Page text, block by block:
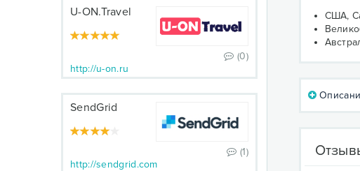
U-ON.Travel
(0)
http://u-on.ru
SendGrid
(1)
http://sendgrid.com
США,